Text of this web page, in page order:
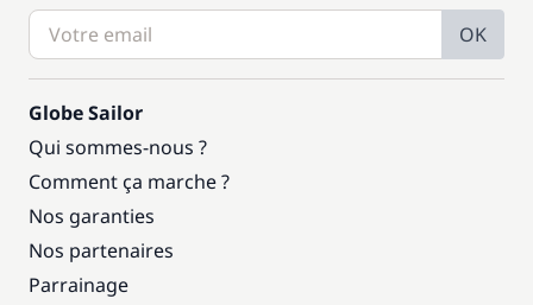
OK
Globe Sailor
Qui sommes-nous ?
Comment ça marche ?
Nos garanties
Nos partenaires
Parrainage